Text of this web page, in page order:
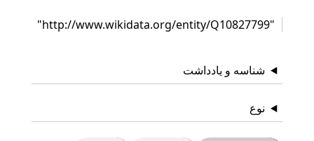
"http://www.wikidata.org/entity/Q10827799"
شناسه و یادداشت
نوع